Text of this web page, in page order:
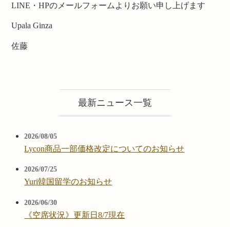
LINE・HPのメールフォームよりお願い申し上げます
Upala Ginza
佐藤
最新ニュース一覧
2026/08/05
Lycon商品一部価格改定についてのお知らせ
2026/07/25
Yuri韓国留学のお知らせ
2026/06/30
《空席状況》更新日8/7現在